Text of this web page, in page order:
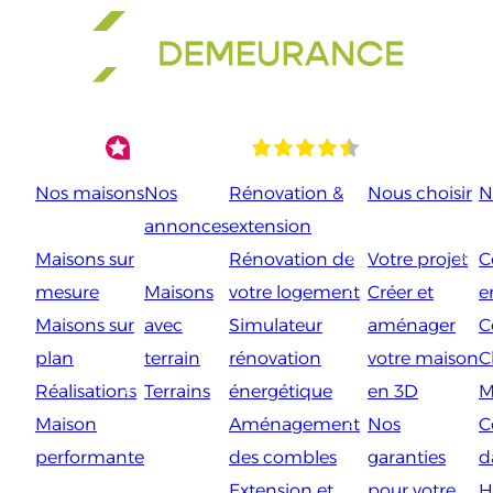
Nos maisons
Maisons sur
mesure
Maisons sur
plan
Réalisations
Maison
performante
Nos
annonces
Maisons
avec
terrain
Terrains
Rénovation &
extension
Rénovation de
votre logement
Simulateur
rénovation
énergétique
Aménagement
des combles
Nous choisir
Votre projet
Créer et
aménager
votre maison
en 3D
Nos
garanties